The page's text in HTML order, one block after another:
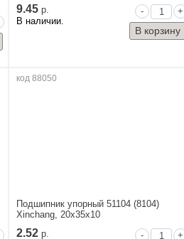
9.45р.
В наличии.
- +
код 88050
Подшипник упорный 51104 (8104)
Xinchang, 20x35x10
2.52р. - +